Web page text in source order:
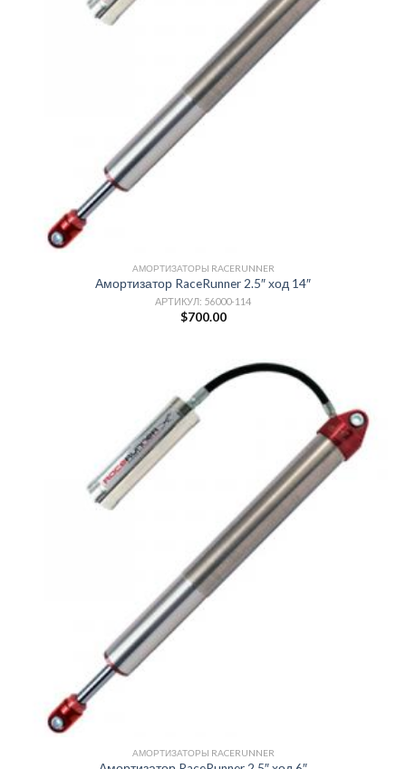
АМОРТИЗАТОРЫ RACERUNNER
Амортизатор RaceRunner 2.5″ ход 14″
АРТИКУЛ: 56000-114
$700.00
АМОРТИЗАТОРЫ RACERUNNER